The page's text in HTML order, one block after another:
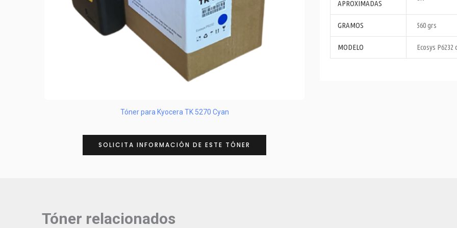
Tóner para Kyocera TK 5270 Cyan
SOLICITA INFORMACIÓN DE ESTE TÓNER
APROXIMADAS
GRAMOS 560 grs
MODELO Ecosys P6232
Tóner relacionados